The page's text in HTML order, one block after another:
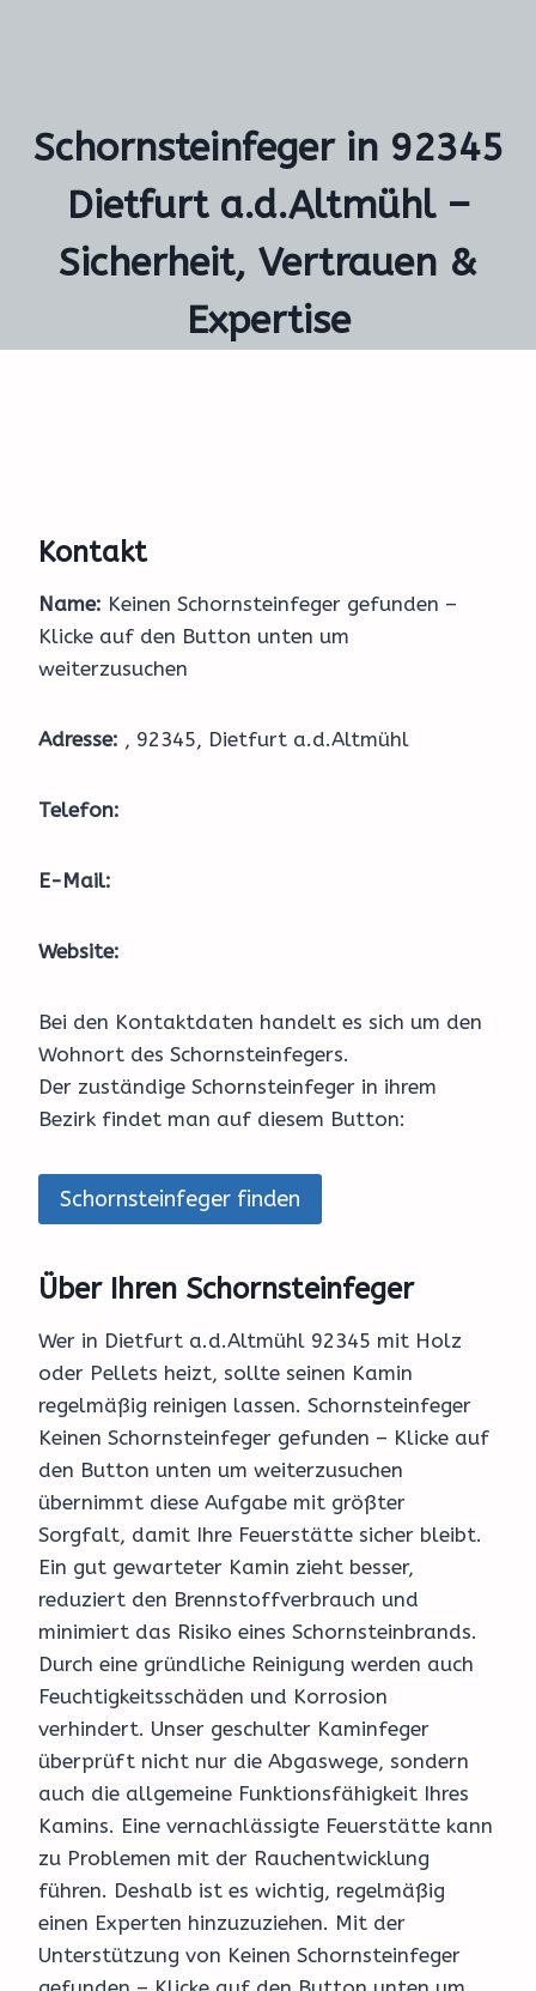
Schornsteinfeger in 92345
Dietfurt a.d.Altmühl –
Sicherheit, Vertrauen &
Expertise
Kontakt
Name: Keinen Schornsteinfeger gefunden –
Klicke auf den Button unten um
weiterzusuchen
Adresse: , 92345, Dietfurt a.d.Altmühl
Telefon:
E-Mail:
Website:
Bei den Kontaktdaten handelt es sich um den
Wohnort des Schornsteinfegers.
Der zuständige Schornsteinfeger in ihrem
Bezirk findet man auf diesem Button:
Schornsteinfeger finden
Über Ihren Schornsteinfeger
Wer in Dietfurt a.d.Altmühl 92345 mit Holz
oder Pellets heizt, sollte seinen Kamin
regelmäßig reinigen lassen. Schornsteinfeger
Keinen Schornsteinfeger gefunden – Klicke auf
den Button unten um weiterzusuchen
übernimmt diese Aufgabe mit größter
Sorgfalt, damit Ihre Feuerstätte sicher bleibt.
Ein gut gewarteter Kamin zieht besser,
reduziert den Brennstoffverbrauch und
minimiert das Risiko eines Schornsteinbrands.
Durch eine gründliche Reinigung werden auch
Feuchtigkeitsschäden und Korrosion
verhindert. Unser geschulter Kaminfeger
überprüft nicht nur die Abgaswege, sondern
auch die allgemeine Funktionsfähigkeit Ihres
Kamins. Eine vernachlässigte Feuerstätte kann
zu Problemen mit der Rauchentwicklung
führen. Deshalb ist es wichtig, regelmäßig
einen Experten hinzuzuziehen. Mit der
Unterstützung von Keinen Schornsteinfeger